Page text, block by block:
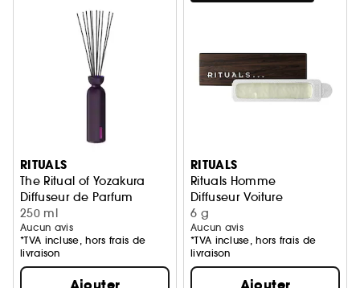
RITUALS
The Ritual of Yozakura
Diffuseur de Parfum
250 ml
Aucun avis
*TVA incluse, hors frais de
livraison
RITUALS
Rituals Homme
Diffuseur Voiture
6 g
Aucun avis
*TVA incluse, hors frais de
livraison